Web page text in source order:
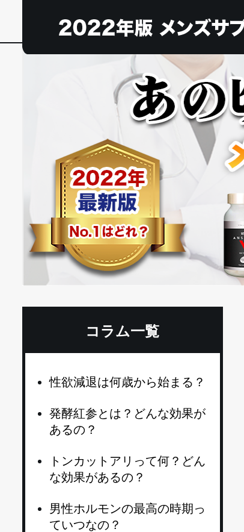
コラム一覧
性欲減退は何歳から始まる？
発酵紅参とは？どんな効果が
あるの？
トンカットアリって何？どん
な効果があるの？
男性ホルモンの最高の時期っ
ていつなの？